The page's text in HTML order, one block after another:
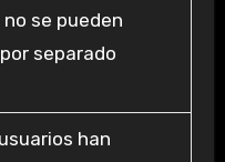
no se pueden
separado
han